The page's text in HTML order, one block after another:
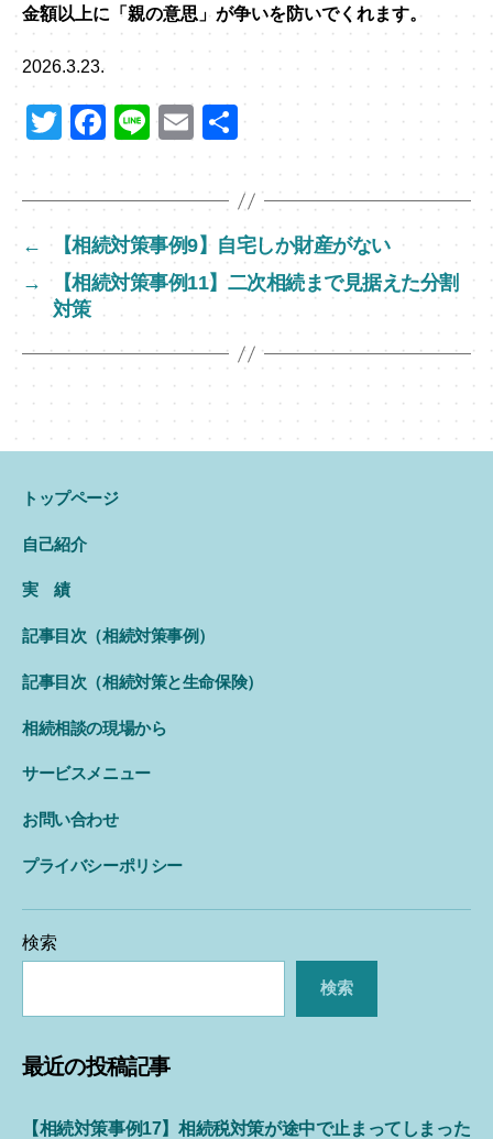
金額以上に「親の意思」が争いを防いでくれます。
2026.3.23.
T
wi
tt
er
F
a
c
e
b
o
o
k
Li
n
e
E
m
ail
共
有
←
【相続対策事例9】自宅しか財産がない
→
【相続対策事例11】二次相続まで見据えた分割
対策
トップページ
自己紹介
実 績
記事目次（相続対策事例）
記事目次（相続対策と生命保険）
相続相談の現場から
サービスメニュー
お問い合わせ
プライバシーポリシー
検索
検索
最近の投稿記事
【相続対策事例17】相続税対策が途中で止まってしまった